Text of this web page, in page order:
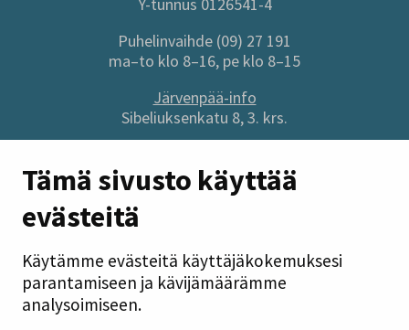
Tämä sivusto käyttää
evästeitä
Käytämme evästeitä käyttäjäkokemuksesi
parantamiseen ja kävijämäärämme
analysoimiseen.
Puhelinvaihde (09) 27 191
ma–to klo 8–16, pe klo 8–15
Järvenpää-info
Sibeliuksenkatu 8, 3. krs.
Sivuston pikalinkit
Anna palautetta
Tilaa uutiskirje
Tietosuoja